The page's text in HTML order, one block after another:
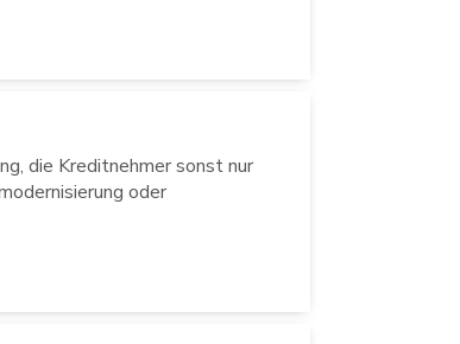
die Kreditnehmer sonst nur
oder